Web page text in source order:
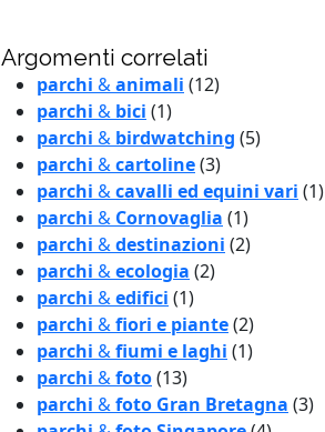
Argomenti correlati
parchi &animali (12)
parchi & bici (1)
parchi & birdwatching (5)
parchi &cartoline(3)
parchi &cavalli ed equini vari (1)
parchi & Cornovaglia (1)
parchi &destinazioni (2)
parchi &ecologia (2)
parchi &edifici (1)
parchi &fiori e piante(2)
parchi &fiumi e laghi (1)
parchi &foto(13)
parchi &foto Gran Bretagna (3)